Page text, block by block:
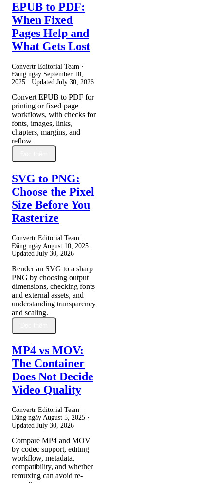
EPUB to PDF:
When Fixed
Pages Help and
What Gets Lost
Convertr Editorial Team ·
Đăng ngày September 10,
2025 · Updated July 30, 2026
Convert EPUB to PDF for
printing or fixed-page
workflows, with checks for
fonts, images, links,
chapters, margins, and
reflow.
SVG to PNG:
Choose the Pixel
Size Before You
Rasterize
Convertr Editorial Team ·
Đăng ngày August 10, 2025 ·
Updated July 30, 2026
Render an SVG to a sharp
PNG by choosing output
dimensions, checking fonts
and external assets, and
understanding transparency
and scaling.
MP4 vs MOV:
The Container
Does Not Decide
Video Quality
Convertr Editorial Team ·
Đăng ngày August 5, 2025 ·
Updated July 30, 2026
Compare MP4 and MOV
by codec support, editing
workflow, metadata,
compatibility, and whether
remuxing can avoid re-